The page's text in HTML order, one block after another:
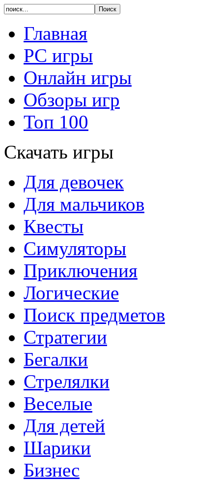
Главная
PC игры
Онлайн игры
Обзоры игр
Топ 100
Скачать игры
Для девочек
Для мальчиков
Квесты
Симуляторы
Приключения
Логические
Поиск предметов
Стратегии
Бегалки
Стрелялки
Веселые
Для детей
Шарики
Бизнес